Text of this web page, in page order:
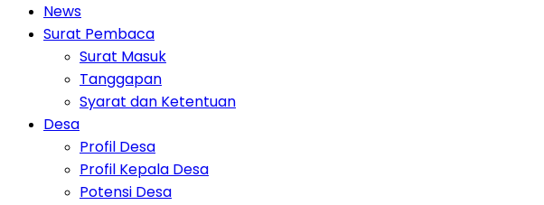
News
Surat Pembaca
Surat Masuk
Tanggapan
Syarat dan Ketentuan
Desa
Profil Desa
Profil Kepala Desa
Potensi Desa